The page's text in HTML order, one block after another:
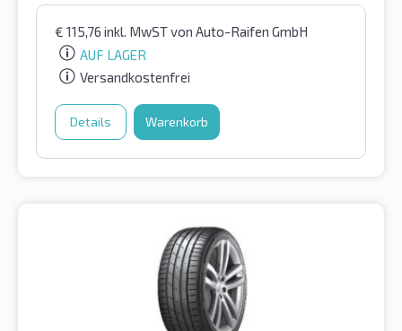
€ 115,76 inkl. MwSTvon Auto-Raifen GmbH
AUF LAGER
Versandkostenfrei
Details Warenkorb